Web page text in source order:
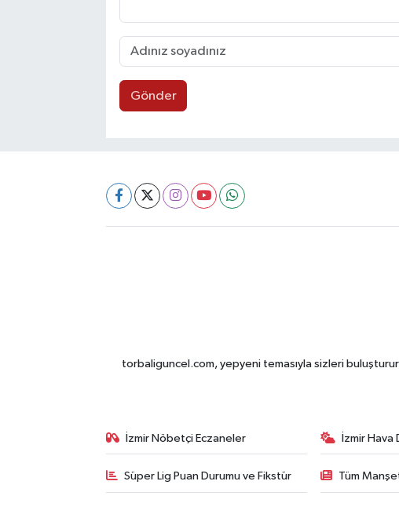
Gönder
torbaliguncel.com, yepyeni temasıyla sizleri
İzmir Nöbetçi Eczaneler İzmir Hava
Süper Lig Puan Durumu ve Fikstür Tüm